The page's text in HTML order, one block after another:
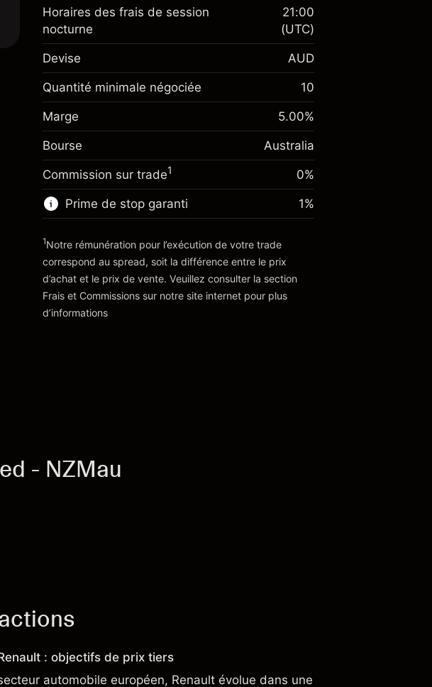
Marge. Votre
investissement
A$1,000.00
Ajustement des fonds de
Frais sur la valeur totale de la
position
-0.022801
(-A$4.56)
Taille de la position avec effet de levier
~A$20,000.00
Valeur nominale avec effet de levier
~A$19,000.00
Vers la plateforme
A$1,000.00
Ajustement des fonds de
Frais sur la valeur totale de la
(A$0.18)
Taille de la position avec effet de levier
Valeur nominale avec effet de levier
~A$19,000.00
Vers la plateforme
Horaires des frais de session
nocturne
21:00
(UTC)
Devise AUD
Quantité minimale négociée 10
Marge 5.00%
Bourse Australia
Commission sur trade1 0%
Prime de stop garanti
'Tarifs et Frais
1%
1Notre rémunération pour l’exécution de votre trade
correspond au spread, soit la différence entre le prix
d’achat et le prix de vente. Veuillez consulter la section
Frais et Commissions sur notre site internet pour plus
d’informations
- NZMau
: objectifs de prix tiers
automobile européen, Renault évolue dans une